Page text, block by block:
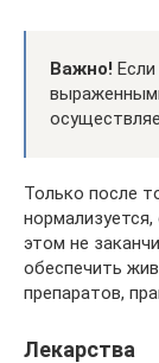
Важно!
Только после
этом не
обеспечить
препаратов,
Лекарства